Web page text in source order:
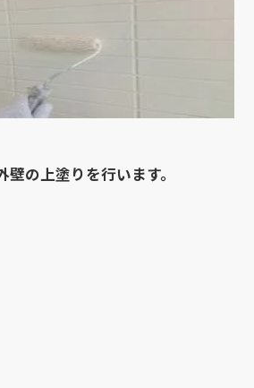
の上塗りを行います。